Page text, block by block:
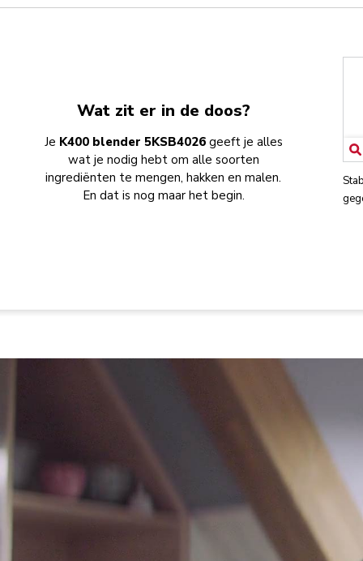
Wat zit er in de doos?
Je K400 blender 5KSB4026 geeft je alles
wat je nodig hebt om alle soorten
ingrediënten te mengen, hakken en malen.
En dat is nog maar het begin.